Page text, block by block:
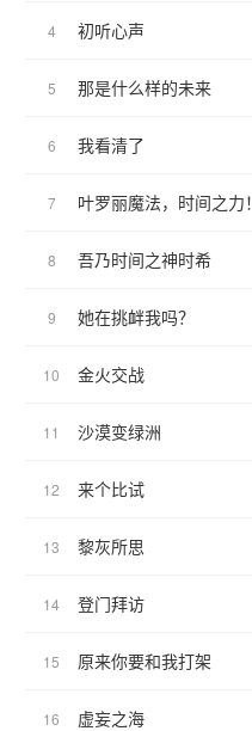
4 初听心声
5 那是什么样的未来
6 我看清了
7 叶罗丽魔法，时间之力！
8 吾乃时间之神时希
9 她在挑衅我吗？
10 金火交战
11 沙漠变绿洲
12 来个比试
13 黎灰所思
14 登门拜访
15 原来你要和我打架
16 虚妄之海